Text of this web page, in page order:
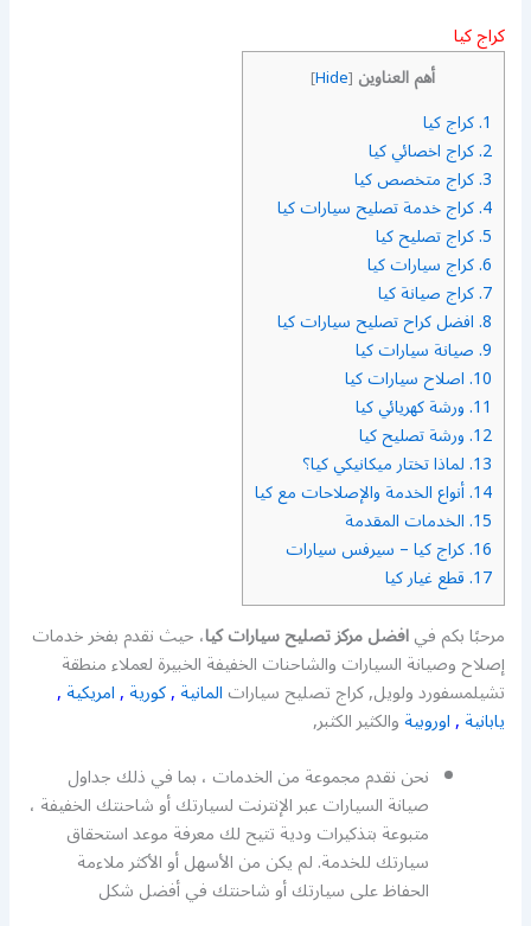
كراج كيا
أهم العناوين [
Hide
]
1. كراج كيا
2. كراج اخصائي كيا
3. كراج متخصص كيا
4. كراج خدمة تصليح سيارات كيا
5. كراج تصليح كيا
6. كراج سيارات كيا
7. كراج صيانة كيا
8. افضل كراح تصليح سيارات كيا
9. صيانة سيارات كيا
10. اصلاح سيارات كيا
11. ورشة كهريائي كيا
12. ورشة تصليح كيا
13. لماذا تختار ميكانيكي كيا؟
14. أنواع الخدمة والإصلاحات مع كيا
15. الخدمات المقدمة
16. كراج كيا – سيرفس سيارات
17. قطع غيار كيا
مرحبًا بكم فيافضل مركز تصليح سيارات كيا، حيث نقدم بفخر خدمات
إصلاح وصيانة السيارات والشاحنات الخفيفة الخبيرة لعملاء منطقة
تشيلمسفورد ولويل, كراج تصليح سياراتالمانية,كورية,امريكية,
يابانية,اوروبيةوالكثير الكثبر,
نحن نقدم مجموعة من الخدمات ، بما في ذلك جداول
صيانة السيارات عبر الإنترنت لسيارتك أو شاحنتك الخفيفة ،
متبوعة بتذكيرات ودية تتيح لك معرفة موعد استحقاق
سيارتك للخدمة. لم يكن من الأسهل أو الأكثر ملاءمة
الحفاظ على سيارتك أو شاحنتك في أفضل شكل